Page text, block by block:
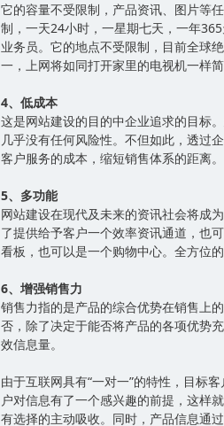
它的容量不受限制，产品资讯、图片等
制，一天24小时，一星期七天，一年
业务员。它的地点不受限制，目前全球
一，上网将如同打开家里的电视机一样简
4、低成本
这是网站建设的目的中企业追求的目标
几乎没有任何风险性。不但如此，透过
客户服务的成本，缩短销售体系的距离。
5、多功能
网站建设在现代及未来的资讯社会将成
了提供给予客户一个效率资讯通道，也
看板，也可以是一个购物中心。全方位
6、增强销售力
销售力指的是产品的综合优势在销售上
否，除了决定于能否将产品的各项优势
效信息量。
由于互联网具有“一对一”的特性，目标
户对信息有了一个感兴趣的前提，这样
有选择的主动吸收。同时，产品信息通